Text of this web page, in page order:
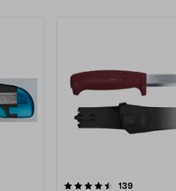
139
4.5 av 5 stjärnor